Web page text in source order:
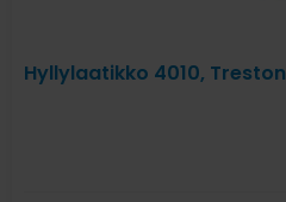
Hyllylaatikko 4010, Treston